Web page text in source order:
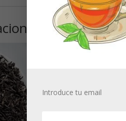
Introduce tu email